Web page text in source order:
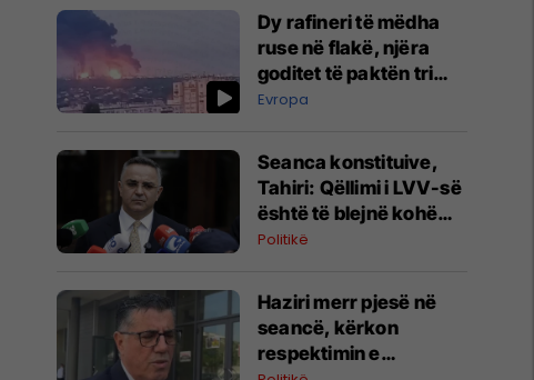
Dy rafineri të mëdha
ruse në flakë, njëra
goditet të paktën tri
herë
Evropa
Seanca konstituive,
Tahiri: Qëllimi i LVV-së
është të blejnë kohë
dhe rastin ta dërgojmë
Politikë
​Haziri merr pjesë në
seancë, kërkon
respektimin e